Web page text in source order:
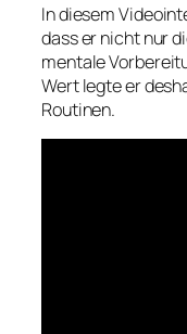
In diesem
dass er nicht nur
mentale
Wert legte er
Routinen.